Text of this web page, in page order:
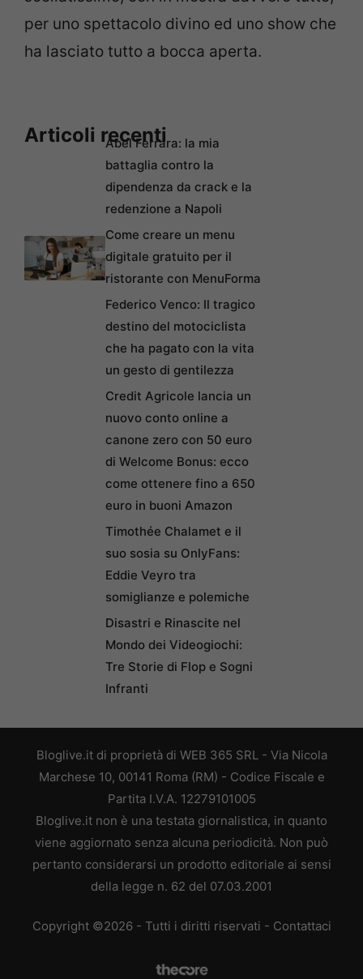
per uno spettacolo divino ed uno show che
ha lasciato tutto a bocca aperta.
Articoli recenti
Abel Ferrara: la mia
battaglia contro la
dipendenza da crack e la
redenzione a Napoli
Come creare un menu
digitale gratuito per il
ristorante con MenuForma
Federico Venco: Il tragico
destino del motociclista
che ha pagato con la vita
un gesto di gentilezza
Credit Agricole lancia un
nuovo conto online a
canone zero con 50 euro
di Welcome Bonus: ecco
come ottenere fino a 650
euro in buoni Amazon
Timothée Chalamet e il
suo sosia su OnlyFans:
Eddie Veyro tra
somiglianze e polemiche
Disastri e Rinascite nel
Mondo dei Videogiochi:
Tre Storie di Flop e Sogni
Infranti
Bloglive.it di proprietà di WEB 365 SRL - Via Nicola
Marchese 10, 00141 Roma (RM) - Codice Fiscale e
Partita I.V.A. 12279101005
Bloglive.it non è una testata giornalistica, in quanto
viene aggiornato senza alcuna periodicità. Non può
pertanto considerarsi un prodotto editoriale ai sensi
della legge n. 62 del 07.03.2001
Copyright ©2026 - Tutti i diritti riservati - Contattaci